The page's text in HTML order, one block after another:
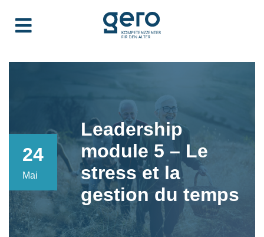
24
Mai
Leadership
module 5 – Le
stress et la
gestion du temps